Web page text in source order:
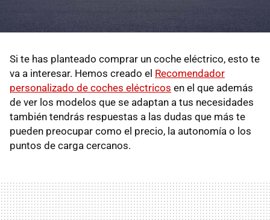
Si te has planteado comprar un coche eléctrico, esto te
va a interesar. Hemos creado el Recomendador
personalizado de coches eléctricos en el que además
de ver los modelos que se adaptan a tus necesidades
también tendrás respuestas a las dudas que más te
pueden preocupar como el precio, la autonomía o los
puntos de carga cercanos.